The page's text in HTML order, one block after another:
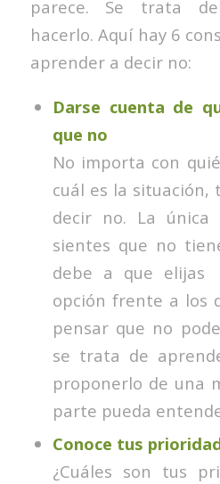
parece. Se trata
hacerlo. Aquí hay 6
aprender a decir no:
Darse cuenta de
que no
No importa con
cuál es la situación,
decir no. La
sientes que no
debe a que elijas
opción frente a los
pensar que no
se trata de
proponerlo de una
parte pueda
Conoce tus
¿Cuáles son tus